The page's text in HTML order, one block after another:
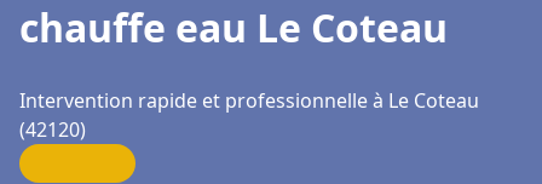
chauffe eau Le Coteau
Intervention rapide et professionnelle à Le Coteau
(42120)